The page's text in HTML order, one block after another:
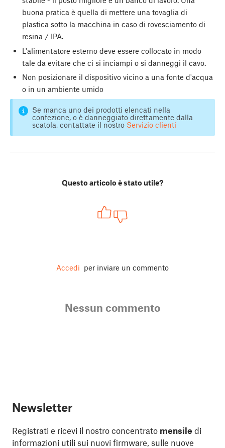
buona pratica è quella di mettere una tovaglia di
plastica sotto la macchina in caso di rovesciamento di
resina / IPA.
L'alimentatore esterno deve essere collocato in modo
tale da evitare che ci si inciampi o si danneggi il cavo.
Non posizionare il dispositivo vicino a una fonte d'acqua
o in un ambiente umido
Se manca uno dei prodotti elencati nella
confezione, o è danneggiato direttamente dalla
scatola, contattate il nostro Servizio clienti
Questo articolo è stato utile?
Accedi per inviare un commento
Nessun commento
Newsletter
Registrati e ricevi il nostro concentrato mensile di
informazioni utili sui nuovi firmware, sulle nuove